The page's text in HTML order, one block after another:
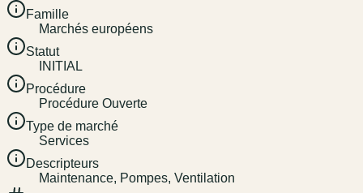
Famille
Marchés européens
Statut
INITIAL
Procédure
Procédure Ouverte
Type de marché
Services
Descripteurs
Maintenance, Pompes, Ventilation